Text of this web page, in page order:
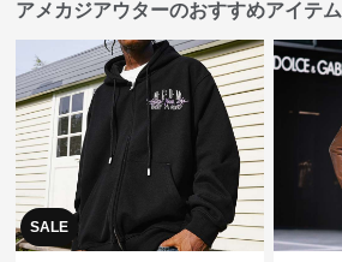
アメカジアウターのおすすめアイテム
SALE